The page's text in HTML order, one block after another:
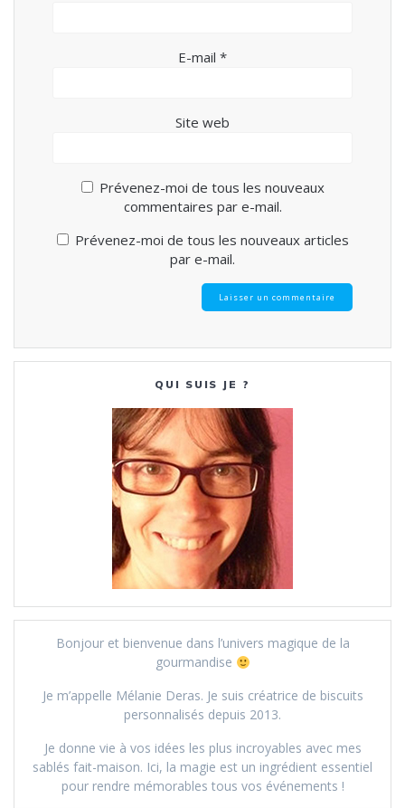
E-mail *
Site web
Prévenez-moi de tous les nouveaux
commentaires par e-mail.
Prévenez-moi de tous les nouveaux articles
par e-mail.
QUI SUIS JE ?
Bonjour et bienvenue dans l’univers magique de la
gourmandise
Je m’appelle Mélanie Deras. Je suis créatrice de biscuits
personnalisés depuis 2013.
Je donne vie à vos idées les plus incroyables avec mes
sablés fait-maison. Ici, la magie est un ingrédient essentiel
pour rendre mémorables tous vos événements !